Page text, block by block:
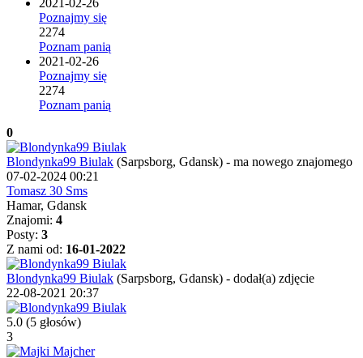
2021-02-26
Poznajmy się
2274
Poznam panią
2021-02-26
Poznajmy się
2274
Poznam panią
0
Blondynka99 Biulak (Sarpsborg, Gdansk) - ma nowego znajomego
07-02-2024 00:21
Tomasz 30 Sms
Hamar, Gdansk
Znajomi: 4
Posty: 3
Z nami od: 16-01-2022
Blondynka99 Biulak (Sarpsborg, Gdansk) - dodał(a) zdjęcie
22-08-2021 20:37
5.0 (5 głosów)
3